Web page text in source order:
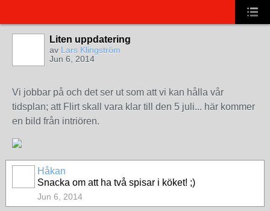
Liten uppdatering
av Lars Klingström
Jun 6, 2014
Vi jobbar på och det ser ut som att vi kan hålla vår
tidsplan; att Flirt skall vara klar till den 5 juli... här kommer
en bild från intriören.
Håkan
Snacka om att ha två spisar i köket! ;)
Jun 6, 2014